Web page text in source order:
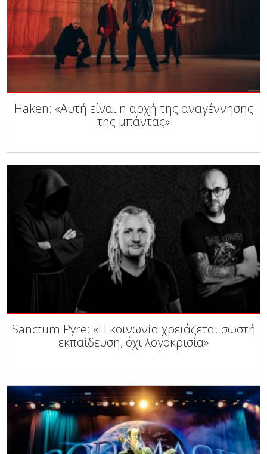
Haken: «Αυτή είναι η αρχή της αναγέννησης
της μπάντας»
Sanctum Pyre: «Η κοινωνία χρειάζεται σωστή
εκπαίδευση, όχι λογοκρισία»